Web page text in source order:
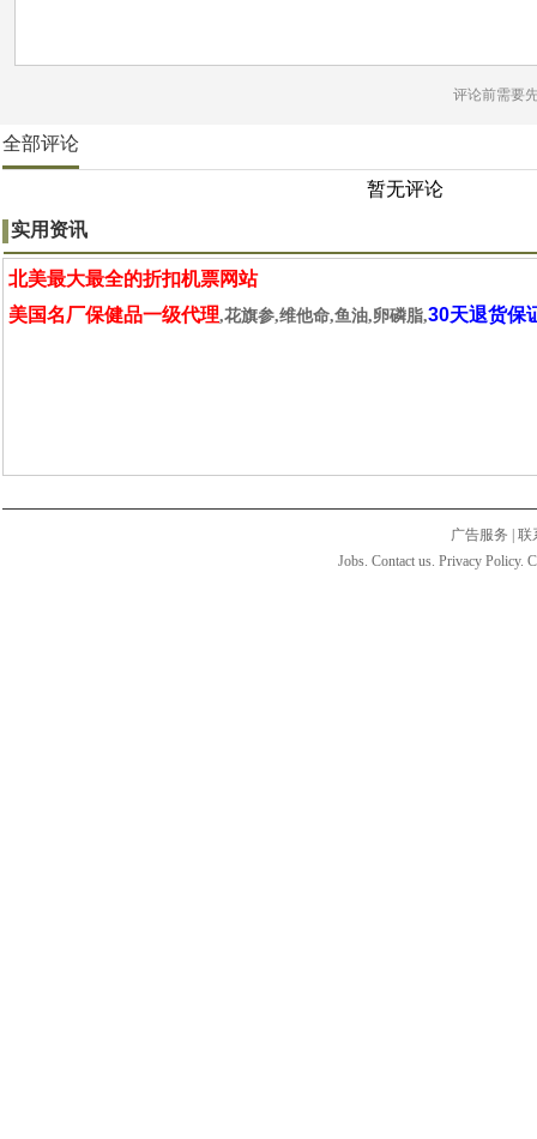
评论前需要
全部评论
暂无评论
实用资讯
北美最大最全的折扣机票网站
美国名厂保健品一级代理,花旗参,维他命,鱼油,卵磷脂,30天退货保
广告服务
联
Jobs. Contact us. Privacy Policy.